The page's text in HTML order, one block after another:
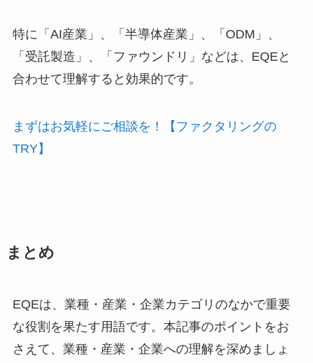
特に「AI産業」、「半導体産業」、「ODM」、
「受託製造」、「ファウンドリ」などは、EQEと
合わせて理解すると効果的です。
まずはお気軽にご相談を！【ファクタリングの
TRY】
まとめ
EQEは、業種・産業・企業カテゴリのなかで重要
な役割を果たす用語です。本記事のポイントをお
さえて、業種・産業・企業への理解を深めましょ